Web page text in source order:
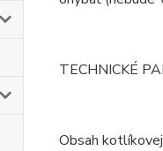
TECHNICKÉ
Obsah